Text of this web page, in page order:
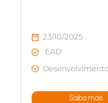
23/10/2025
EAD
Saiba mais